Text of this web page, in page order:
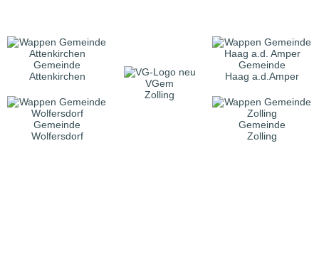
Gemeinde
Attenkirchen
VGem
Zolling
Gemeinde
Haag a.d.Amper
Gemeinde
Wolfersdorf
Gemeinde
Zolling